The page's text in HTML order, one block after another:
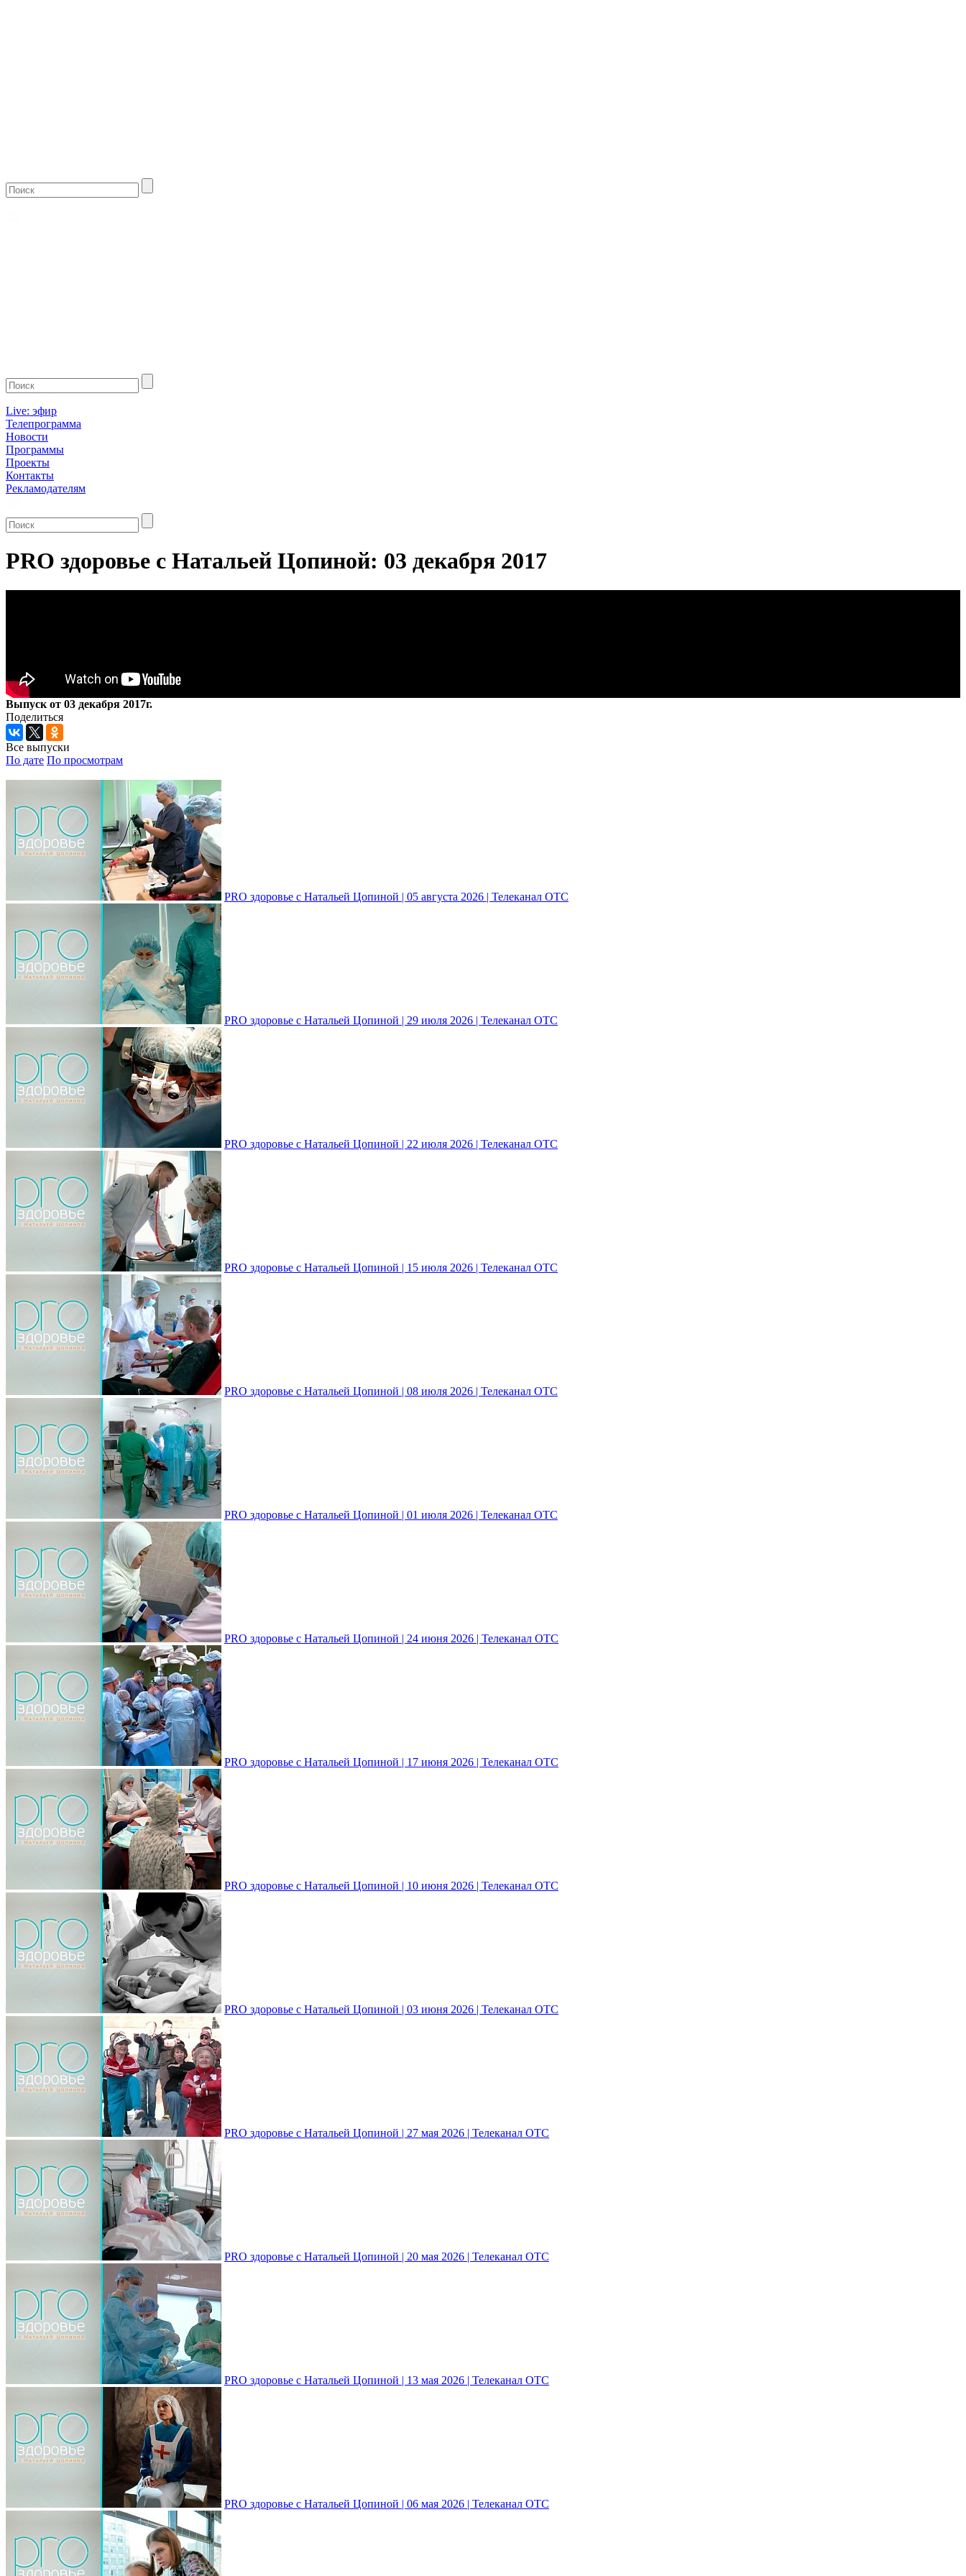
Live: эфир
Телепрограмма
Новости
Программы
Проекты
Контакты
Рекламодателям
PRO здоровье с Натальей Цопиной: 03 декабря 2017
Выпуск от 03 декабря 2017г.
Поделиться
Все выпуски
По дате По просмотрам
PRO здоровье с Натальей Цопиной | 05 августа 2026 | Телеканал ОТС
PRO здоровье с Натальей Цопиной | 29 июля 2026 | Телеканал ОТС
PRO здоровье с Натальей Цопиной | 22 июля 2026 | Телеканал ОТС
PRO здоровье с Натальей Цопиной | 15 июля 2026 | Телеканал ОТС
PRO здоровье с Натальей Цопиной | 08 июля 2026 | Телеканал ОТС
PRO здоровье с Натальей Цопиной | 01 июля 2026 | Телеканал ОТС
PRO здоровье с Натальей Цопиной | 24 июня 2026 | Телеканал ОТС
PRO здоровье с Натальей Цопиной | 17 июня 2026 | Телеканал ОТС
PRO здоровье с Натальей Цопиной | 10 июня 2026 | Телеканал ОТС
PRO здоровье с Натальей Цопиной | 03 июня 2026 | Телеканал ОТС
PRO здоровье с Натальей Цопиной | 27 мая 2026 | Телеканал ОТС
PRO здоровье с Натальей Цопиной | 20 мая 2026 | Телеканал ОТС
PRO здоровье с Натальей Цопиной | 13 мая 2026 | Телеканал ОТС
PRO здоровье с Натальей Цопиной | 06 мая 2026 | Телеканал ОТС